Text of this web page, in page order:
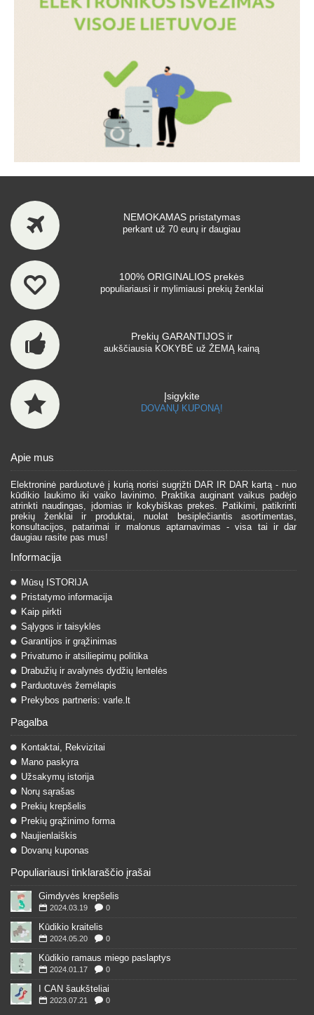
NEMOKAMAS pristatymas
perkant už 70 eurų ir daugiau
100% ORIGINALIOS prekės
populiariausi ir mylimiausi prekių ženklai
Prekių GARANTIJOS ir
aukščiausia KOKYBĖ už ŽEMĄ kainą
Įsigykite
DOVANŲ KUPONĄ!
Apie mus
Elektroninė parduotuvė į kurią norisi sugrįžti DAR IR DAR kartą - nuo
kūdikio laukimo iki vaiko lavinimo. Praktika auginant vaikus padėjo
atrinkti naudingas, įdomias ir kokybiškas prekes. Patikimi, patikrinti
prekių ženklai ir produktai, nuolat besiplečiantis asortimentas,
konsultacijos, patarimai ir malonus aptarnavimas - visa tai ir dar
daugiau rasite pas mus!
Informacija
Mūsų ISTORIJA
Pristatymo informacija
Kaip pirkti
Sąlygos ir taisyklės
Garantijos ir grąžinimas
Privatumo ir atsiliepimų politika
Drabužių ir avalynės dydžių lentelės
Parduotuvės žemėlapis
Prekybos partneris: varle.lt
Pagalba
Kontaktai, Rekvizitai
Mano paskyra
Užsakymų istorija
Norų sąrašas
Prekių krepšelis
Prekių grąžinimo forma
Naujienlaiškis
Dovanų kuponas
Populiariausi tinklaraščio įrašai
Gimdyvės krepšelis
2024.03.19 0
Kūdikio kraitelis
2024.05.20 0
Kūdikio ramaus miego paslaptys
2024.01.17 0
I CAN šaukšteliai
2023.07.21 0